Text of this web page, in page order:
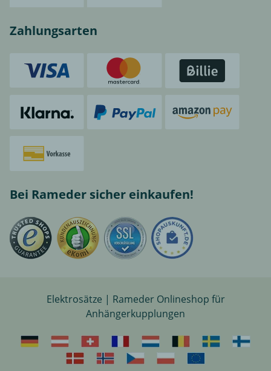
Zahlungsarten
Bei Rameder sicher einkaufen!
Elektrosätze | Rameder Onlineshop für
Anhängerkupplungen